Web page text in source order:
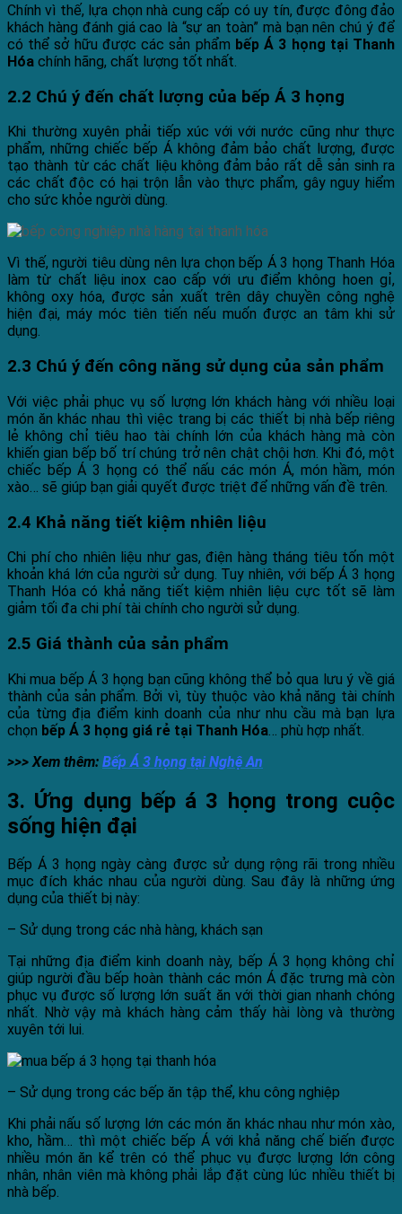
Chính vì thế, lựa chọn nhà cung cấp có uy tín, được đông đảo
khách hàng đánh giá cao là “sự an toàn” mà bạn nên chú ý để
có thể sở hữu được các sản phẩm bếp Á 3 họng tại Thanh
Hóa chính hãng, chất lượng tốt nhất.
2.2 Chú ý đến chất lượng của bếp Á 3 họng
Khi thường xuyên phải tiếp xúc với với nước cũng như thực
phẩm, những chiếc bếp Á không đảm bảo chất lượng, được
tạo thành từ các chất liệu không đảm bảo rất dễ sản sinh ra
các chất độc có hại trộn lẫn vào thực phẩm, gây nguy hiểm
cho sức khỏe người dùng.
Vì thế, người tiêu dùng nên lựa chọn bếp Á 3 họng Thanh Hóa
làm từ chất liệu inox cao cấp với ưu điểm không hoen gỉ,
không oxy hóa, được sản xuất trên dây chuyền công nghệ
hiện đại, máy móc tiên tiến nếu muốn được an tâm khi sử
dụng.
2.3 Chú ý đến công năng sử dụng của sản phẩm
Với việc phải phục vụ số lượng lớn khách hàng với nhiều loại
món ăn khác nhau thì việc trang bị các thiết bị nhà bếp riêng
lẻ không chỉ tiêu hao tài chính lớn của khách hàng mà còn
khiến gian bếp bố trí chúng trở nên chật chội hơn. Khi đó, một
chiếc bếp Á 3 họng có thể nấu các món Á, món hầm, món
xào… sẽ giúp bạn giải quyết được triệt để những vấn đề trên.
2.4 Khả năng tiết kiệm nhiên liệu
Chi phí cho nhiên liệu như gas, điện hàng tháng tiêu tốn một
khoản khá lớn của người sử dụng. Tuy nhiên, với bếp Á 3 họng
Thanh Hóa có khả năng tiết kiệm nhiên liệu cực tốt sẽ làm
giảm tối đa chi phí tài chính cho người sử dụng.
2.5 Giá thành của sản phẩm
Khi mua bếp Á 3 họng bạn cũng không thể bỏ qua lưu ý về giá
thành của sản phẩm. Bởi vì, tùy thuộc vào khả năng tài chính
của từng địa điểm kinh doanh của như nhu cầu mà bạn lựa
chọn bếp Á 3 họng giá rẻ tại Thanh Hóa … phù hợp nhất.
>>> Xem thêm: Bếp Á 3 họng tại Nghệ An
3. Ứng dụng bếp á 3 họng trong cuộc
sống hiện đại
Bếp Á 3 họng ngày càng được sử dụng rộng rãi trong nhiều
mục đích khác nhau của người dùng. Sau đây là những ứng
dụng của thiết bị này:
– Sử dụng trong các nhà hàng, khách sạn
Tại những địa điểm kinh doanh này, bếp Á 3 họng không chỉ
giúp người đầu bếp hoàn thành các món Á đặc trưng mà còn
phục vụ được số lượng lớn suất ăn với thời gian nhanh chóng
nhất. Nhờ vậy mà khách hàng cảm thấy hài lòng và thường
xuyên tới lui.
– Sử dụng trong các bếp ăn tập thể, khu công nghiệp
Khi phải nấu số lượng lớn các món ăn khác nhau như món xào,
kho, hầm… thì một chiếc bếp Á với khả năng chế biến được
nhiều món ăn kể trên có thể phục vụ được lượng lớn công
nhân, nhân viên mà không phải lắp đặt cùng lúc nhiều thiết bị
nhà bếp.